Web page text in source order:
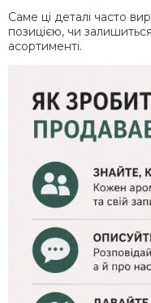
Саме ці деталі часто
позицією, чи
асортименті.